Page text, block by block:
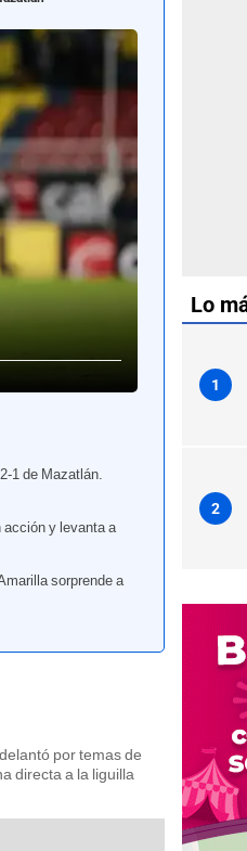
1 de Mazatlán.
acción y levanta a
sorprende a
por temas de
directa a la liguilla
Lo
1
2